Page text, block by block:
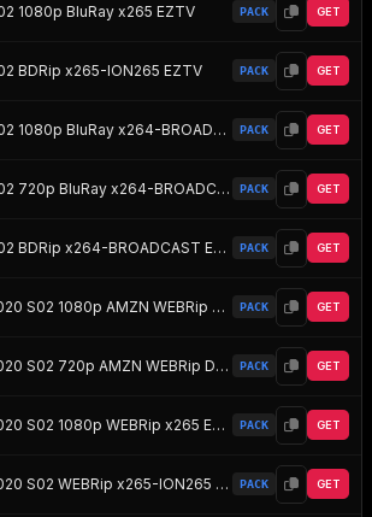
1080p BluRay x265 EZTV PACK GET
BDRip x265-ION265 EZTV PACK GET
Raised by Wolves S02 1080p BluRay x264-BROADCAST EZTV PACK GET
Raised by Wolves S02 720p BluRay x264-BROADCAST EZTV PACK GET
Raised By Wolves S02 BDRip x264-BROADCAST EZTV PACK GET
Raised by Wolves 2020 S02 1080p AMZN WEBRip DDP5 1 x264-NTb EZTV PACK GET
Raised by Wolves 2020 S02 720p AMZN WEBRip DDP5 1 x264-NTb EZTV PACK GET
Raised By Wolves 2020 S02 1080p WEBRip x265 EZTV PACK GET
Raised By Wolves 2020 S02 WEBRip x265-ION265 EZTV PACK GET